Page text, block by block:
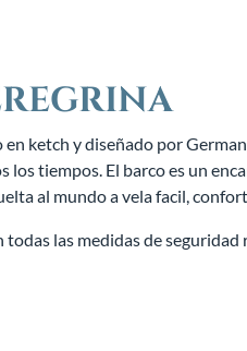
ketch y diseñado por
tiempos. El barco es un
al mundo a vela facil,
las medidas de seguridad